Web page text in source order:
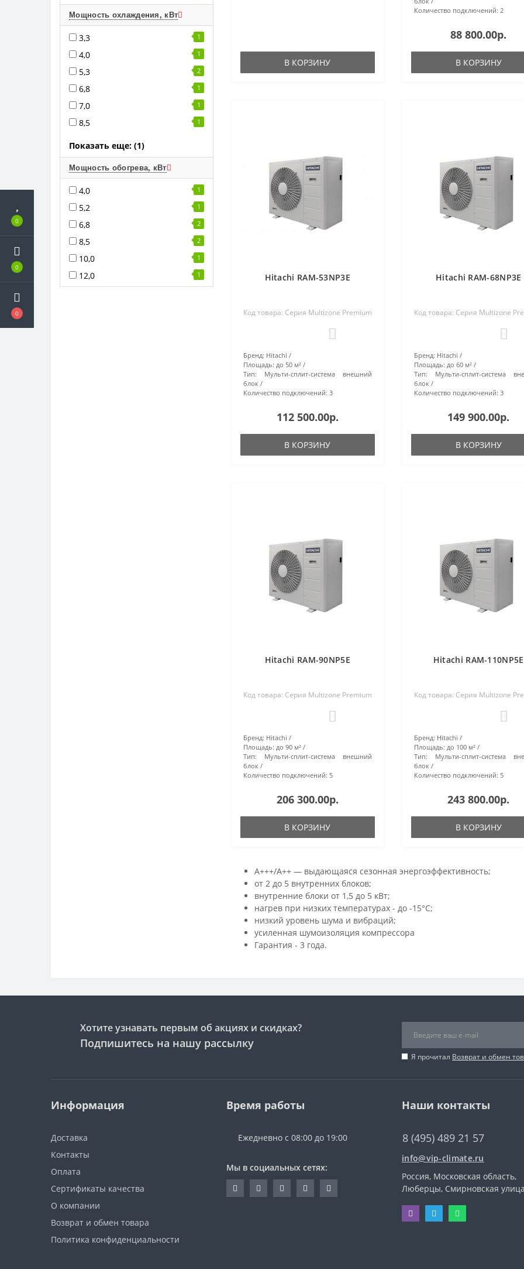
0
0
0
Мощность охлаждения, кВт
3,3 1
4,0 1
5,3 2
6,8 1
7,0 1
8,5 1
Показать еще: (1)
Мощность обогрева, кВт
4,0 1
5,2 1
6,8 2
8,5 2
10,0 1
12,0 1
В КОРЗИНУ
Количество подключений: 2
88 800.00р.
В КОРЗИНУ
Hitachi RAM-53NP3E
Код товара: Серия Multizone Premium
Бренд: Hitachi
Площадь: до 50 м²
Тип:
Мульти-сплит-система внешний
блок
Количество подключений: 3
112 500.00р.
В КОРЗИНУ
Hitachi RAM-68NP3E
Код товара: Серия Multizone
Бренд: Hitachi
Площадь: до 60 м²
Тип:
Мульти-сплит-система
блок
Количество подключений: 3
149 900.00р.
В КОРЗИНУ
Hitachi RAM-90NP5E
Код товара: Серия Multizone Premium
Бренд: Hitachi
Площадь: до 90 м²
Тип:
Мульти-сплит-система внешний
блок
Количество подключений: 5
206 300.00р.
В КОРЗИНУ
Hitachi RAM-110NP5E
Код товара: Серия Multizone
Бренд: Hitachi
Площадь: до 100 м²
Тип:
Мульти-сплит-система
блок
Количество подключений: 5
243 800.00р.
В КОРЗИНУ
A+++/A++ — выдающаяся сезонная энергоэффективность;
от 2 до 5 внутренних блоков;
внутренние блоки от 1,5 до 5 кВт;
нагрев при низких температурах - до -15°С;
низкий уровень шума и вибраций;
усиленная шумоизоляция компрессора
Гарантия - 3 года.
Хотите узнавать первым об акциях и скидках?
Подпишитесь на нашу рассылку
Я прочитал Возврат и обмен
Информация
Доставка
Контакты
Оплата
Сертификаты качества
О компании
Возврат и обмен товара
Политика конфиденциальности
Время работы
Ежедневно с 08:00 до 19:00
Мы в социальных сетях:
Наши контакты
8 (495) 489 21 57
info@vip-climate.ru
Россия, Московская область,
Люберцы, Смирновская